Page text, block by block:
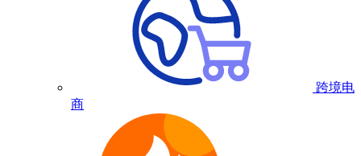
跨境电
商